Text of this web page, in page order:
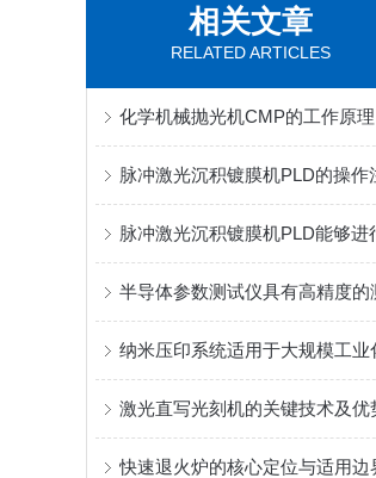
相关文章
RELATED ARTICLES